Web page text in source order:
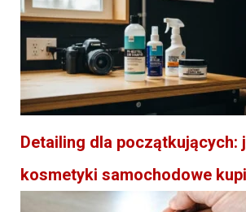
Detailing dla początkujących:
kosmetyki samochodowe